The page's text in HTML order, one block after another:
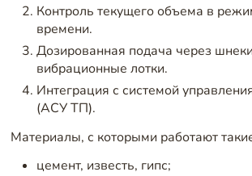
Контроль текущего объема в
времени.
Дозированная подача через
вибрационные лотки.
Интеграция с системой
(АСУ ТП).
Материалы, с которыми работают
цемент, известь, гипс;